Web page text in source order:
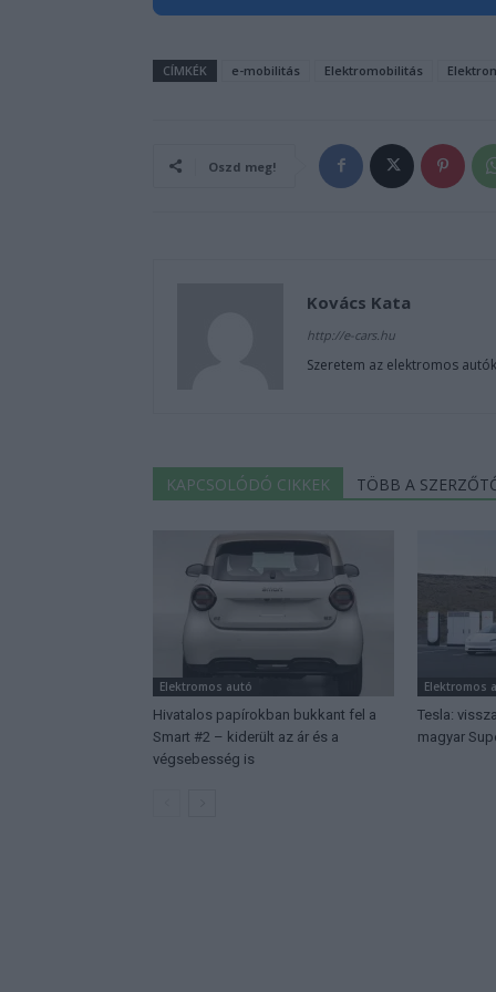
CÍMKÉK e-mobilitás Elektromobilitás
Oszd meg!
Kovács Kata
http://e-cars.hu
Szeretem az elektromos
KAPCSOLÓDÓ CIKKEK TÖBB A
Elektromos autó
Hivatalos papírokban bukkant fel a
Smart #2 – kiderült az ár és a
végsebesség is
Elektromos
Tesla:
magyar